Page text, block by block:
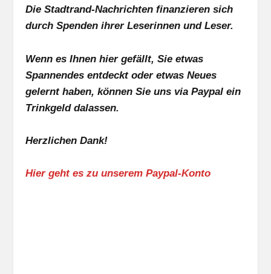
Die Stadtrand-Nachrichten finanzieren sich
durch Spenden ihrer Leserinnen und Leser.
Wenn es Ihnen hier gefällt, Sie etwas
Spannendes entdeckt oder etwas Neues
gelernt haben, können Sie uns via Paypal ein
Trinkgeld dalassen.
Herzlichen Dank!
Hier geht es zu unserem Paypal-Konto